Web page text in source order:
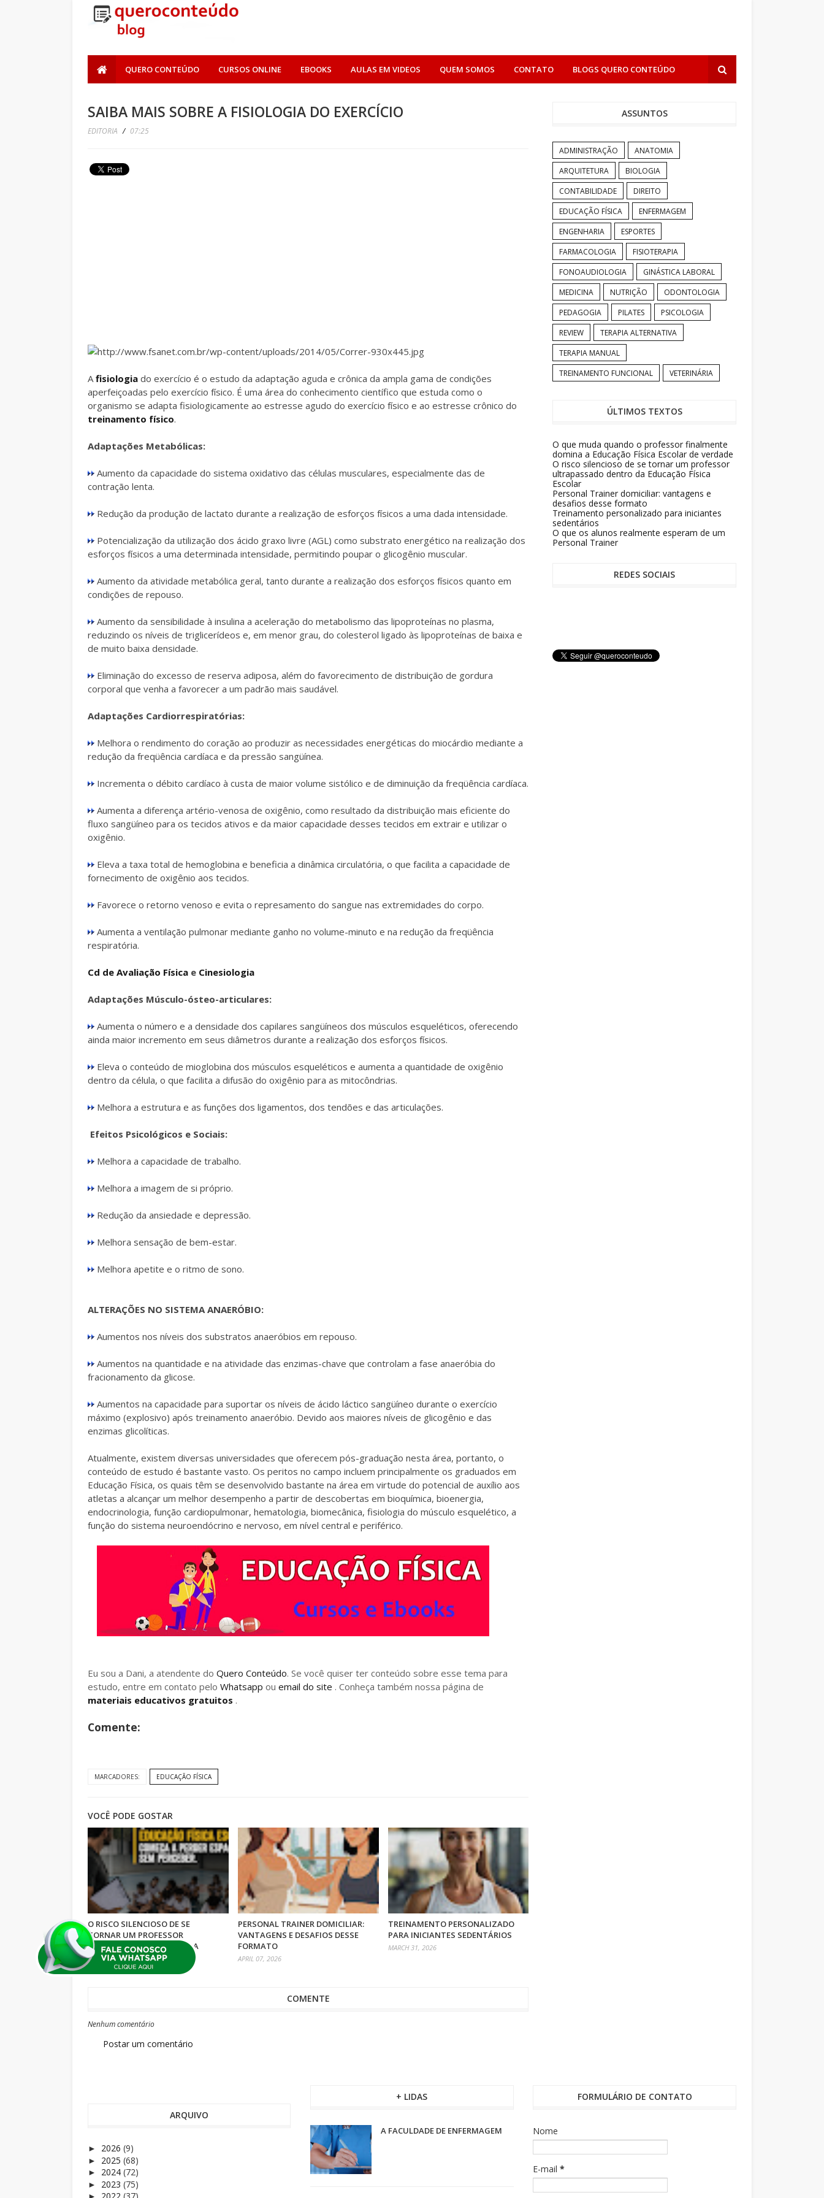
QUERO CONTEÚDO CURSOS ONLINE EBOOKS AULAS EM VIDEOS QUEM SOMOS CONTATO BLOGS QUERO CONTEÚDO
SAIBA MAIS SOBRE A FISIOLOGIA DO EXERCÍCIO
EDITORIA / 07:25
Afisiologia do exercício é o estudo da adaptação aguda e crônica da ampla gama de condições
aperfeiçoadas pelo exercício físico. É uma área do conhecimento científico que estuda como o
organismo se adapta fisiologicamente ao estresse agudo do exercício físico e ao estresse crônico do
treinamento físico.
Adaptações Metabólicas:
Aumento da capacidade do sistema oxidativo das células musculares, especialmente das de
contração lenta.
Redução da produção de lactato durante a realização de esforços físicos a uma dada intensidade.
Potencialização da utilização dos ácido graxo livre (AGL) como substrato energético na realização dos
esforços físicos a uma determinada intensidade, permitindo poupar o glicogênio muscular.
Aumento da atividade metabólica geral, tanto durante a realização dos esforços físicos quanto em
condições de repouso.
Aumento da sensibilidade à insulina a aceleração do metabolismo das lipoproteínas no plasma,
reduzindo os níveis de triglicerídeos e, em menor grau, do colesterol ligado às lipoproteínas de baixa e
de muito baixa densidade.
Eliminação do excesso de reserva adiposa, além do favorecimento de distribuição de gordura
corporal que venha a favorecer a um padrão mais saudável.
Adaptações Cardiorrespiratórias:
Melhora o rendimento do coração ao produzir as necessidades energéticas do miocárdio mediante a
redução da freqüência cardíaca e da pressão sangüínea.
Incrementa o débito cardíaco à custa de maior volume sistólico e de diminuição da freqüência cardíaca.
Aumenta a diferença artério-venosa de oxigênio, como resultado da distribuição mais eficiente do
fluxo sangüíneo para os tecidos ativos e da maior capacidade desses tecidos em extrair e utilizar o
oxigênio.
Eleva a taxa total de hemoglobina e beneficia a dinâmica circulatória, o que facilita a capacidade de
fornecimento de oxigênio aos tecidos.
Favorece o retorno venoso e evita o represamento do sangue nas extremidades do corpo.
Aumenta a ventilação pulmonar mediante ganho no volume-minuto e na redução da freqüência
respiratória.
Cd de Avaliação Física e Cinesiologia
Adaptações Músculo-ósteo-articulares:
Aumenta o número e a densidade dos capilares sangüíneos dos músculos esqueléticos, oferecendo
ainda maior incremento em seus diâmetros durante a realização dos esforços físicos.
Eleva o conteúdo de mioglobina dos músculos esqueléticos e aumenta a quantidade de oxigênio
dentro da célula, o que facilita a difusão do oxigênio para as mitocôndrias.
Melhora a estrutura e as funções dos ligamentos, dos tendões e das articulações.
Efeitos Psicológicos e Sociais:
Melhora a capacidade de trabalho.
Melhora a imagem de si próprio.
Redução da ansiedade e depressão.
Melhora sensação de bem-estar.
Melhora apetite e o ritmo de sono.
ALTERAÇÕES NO SISTEMA ANAERÓBIO:
Aumentos nos níveis dos substratos anaeróbios em repouso.
Aumentos na quantidade e na atividade das enzimas-chave que controlam a fase anaeróbia do
fracionamento da glicose.
Aumentos na capacidade para suportar os níveis de ácido láctico sangüíneo durante o exercício
máximo (explosivo) após treinamento anaeróbio. Devido aos maiores níveis de glicogênio e das
enzimas glicolíticas.
Atualmente, existem diversas universidades que oferecem pós-graduação nesta área, portanto, o
conteúdo de estudo é bastante vasto. Os peritos no campo incluem principalmente os graduados em
Educação Física, os quais têm se desenvolvido bastante na área em virtude do potencial de auxílio aos
atletas a alcançar um melhor desempenho a partir de descobertas em bioquímica, bioenergia,
endocrinologia, função cardiopulmonar, hematologia, biomecânica, fisiologia do músculo esquelético, a
função do sistema neuroendócrino e nervoso, em nível central e periférico.
Eu sou a Dani, a atendente do Quero Conteúdo. Se você quiser ter conteúdo sobre esse tema para
estudo, entre em contato pelo Whatsapp ou email do site . Conheça também nossa página de
materiais educativos gratuitos .
Comente:
MARCADORES: EDUCAÇÃO FÍSICA
VOCÊ PODE GOSTAR
O RISCO SILENCIOSO DE SE
TORNAR UM PROFESSOR
ULTRAPASSADO DENTRO DA
EDUCAÇÃO FÍSICA ESCOLAR
MAY 27, 2026
PERSONAL TRAINER DOMICILIAR:
VANTAGENS E DESAFIOS DESSE
FORMATO
APRIL 07, 2026
TREINAMENTO PERSONALIZADO
PARA INICIANTES SEDENTÁRIOS
MARCH 31, 2026
COMENTE
Nenhum comentário
Postar um comentário
ASSUNTOS
ADMINISTRAÇÃO
ANATOMIA
ARQUITETURA
BIOLOGIA
CONTABILIDADE
DIREITO
EDUCAÇÃO FÍSICA
ENFERMAGEM
ENGENHARIA
ESPORTES
FARMACOLOGIA
FISIOTERAPIA
FONOAUDIOLOGIA
GINÁSTICA LABORAL
MEDICINA
NUTRIÇÃO
ODONTOLOGIA
PEDAGOGIA
PILATES
PSICOLOGIA
REVIEW
TERAPIA ALTERNATIVA
TERAPIA MANUAL
TREINAMENTO FUNCIONAL
VETERINÁRIA
ÚLTIMOS TEXTOS
O que muda quando o professor finalmente
domina a Educação Física Escolar de verdade
O risco silencioso de se tornar um professor
ultrapassado dentro da Educação Física
Escolar
Personal Trainer domiciliar: vantagens e
desafios desse formato
Treinamento personalizado para iniciantes
sedentários
O que os alunos realmente esperam de um
Personal Trainer
REDES SOCIAIS
ARQUIVO
► 2026 (9)
► 2025 (68)
► 2024 (72)
► 2023 (75)
+ LIDAS
A FACULDADE DE ENFERMAGEM
FORMULÁRIO DE CONTATO
Nome
E-mail*